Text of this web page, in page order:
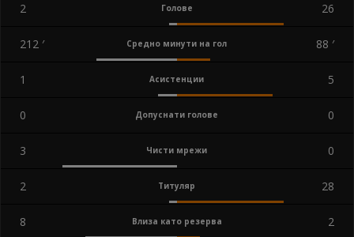
2
212 ′
1
0
3
2
8
Голове
Средно минути на гол
Асистенции
Допуснати голове
Чисти мрежи
Титуляр
Влиза като резерва
26
88 ′
5
0
0
28
2